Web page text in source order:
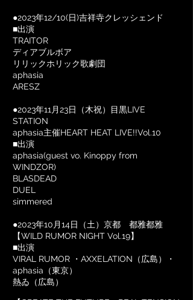
●2023年12/10(日)吉祥寺クレッシェンド
■出演
TRAITOR
ディアブルボア
リリックホリック歌劇団
aphasia
ARESZ
●2023年11月23日（木祝）目黒LIVE
STATION
aphasia主催HEART HEAT LIVE!!Vol.10
​■出演
aphasia(guest vo. Kinoppy from
WINDZOR)
BLASDEAD
DUEL
simmered
●2023年10月14日（土）京都 都雅都雅
【WILD RUMOR NIGHT Vol.19】
■出演
VIRAL RUMOR ・AXXELATION（広島）・
aphasia（東京）
熱ゐ（広島）